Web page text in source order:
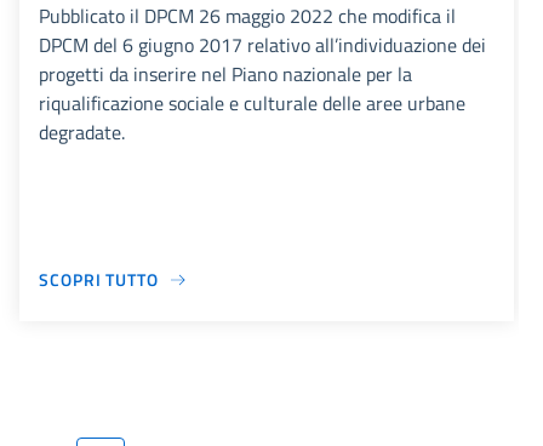
Pubblicato il DPCM 26 maggio 2022 che modifica il
DPCM del 6 giugno 2017 relativo all’individuazione dei
progetti da inserire nel Piano nazionale per la
riqualificazione sociale e culturale delle aree urbane
degradate.
SCOPRI TUTTO